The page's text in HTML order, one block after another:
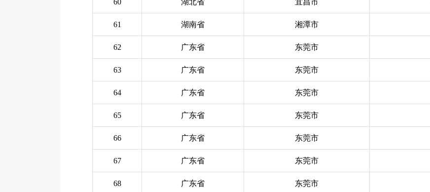
60 湖北省 宜昌市
61 湖南省 湘潭市
62 广东省 东莞市
63 广东省 东莞市
64 广东省 东莞市
65 广东省 东莞市
66 广东省 东莞市
67 广东省 东莞市
68 广东省 东莞市